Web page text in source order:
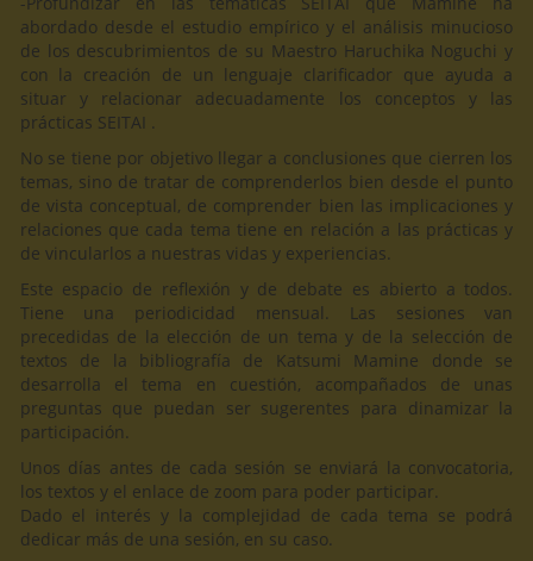
abordado desde el estudio empírico y el análisis minucioso
de los descubrimientos de su Maestro Haruchika Noguchi y
con la creación de un lenguaje clarificador que ayuda a
situar y relacionar adecuadamente los conceptos y las
prácticas SEITAI .
No se tiene por objetivo llegar a conclusiones que cierren los
temas, sino de tratar de comprenderlos bien desde el punto
de vista conceptual, de comprender bien las implicaciones y
relaciones que cada tema tiene en relación a las prácticas y
de vincularlos a nuestras vidas y experiencias.
Este espacio de reflexión y de debate es abierto a todos.
Tiene una periodicidad mensual. Las sesiones van
precedidas de la elección de un tema y de la selección de
textos de la bibliografía de Katsumi Mamine donde se
desarrolla el tema en cuestión, acompañados de unas
preguntas que puedan ser sugerentes para dinamizar la
participación.
Unos días antes de cada sesión se enviará la convocatoria,
los textos y el enlace de zoom para poder participar.
Dado el interés y la complejidad de cada tema se podrá
dedicar más de una sesión, en su caso.